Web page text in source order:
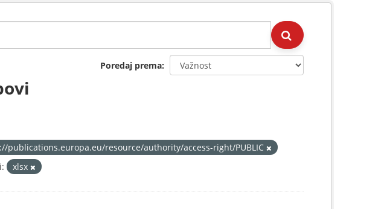
Poredaj prema
publications.europa.eu/resource/authority/access-right/PUBLIC
xlsx